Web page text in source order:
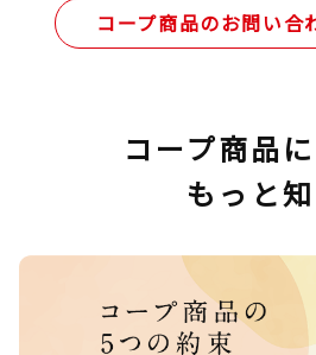
コープ商品のお問い合
コープ商品
もっと